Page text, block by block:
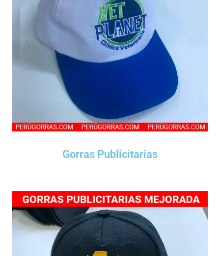
Gorras Publicitarias